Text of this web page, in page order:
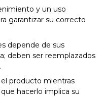
y un uso
garantizar su correcto
depende de sus
deben ser reemplazados
producto mientras
hacerlo implica su